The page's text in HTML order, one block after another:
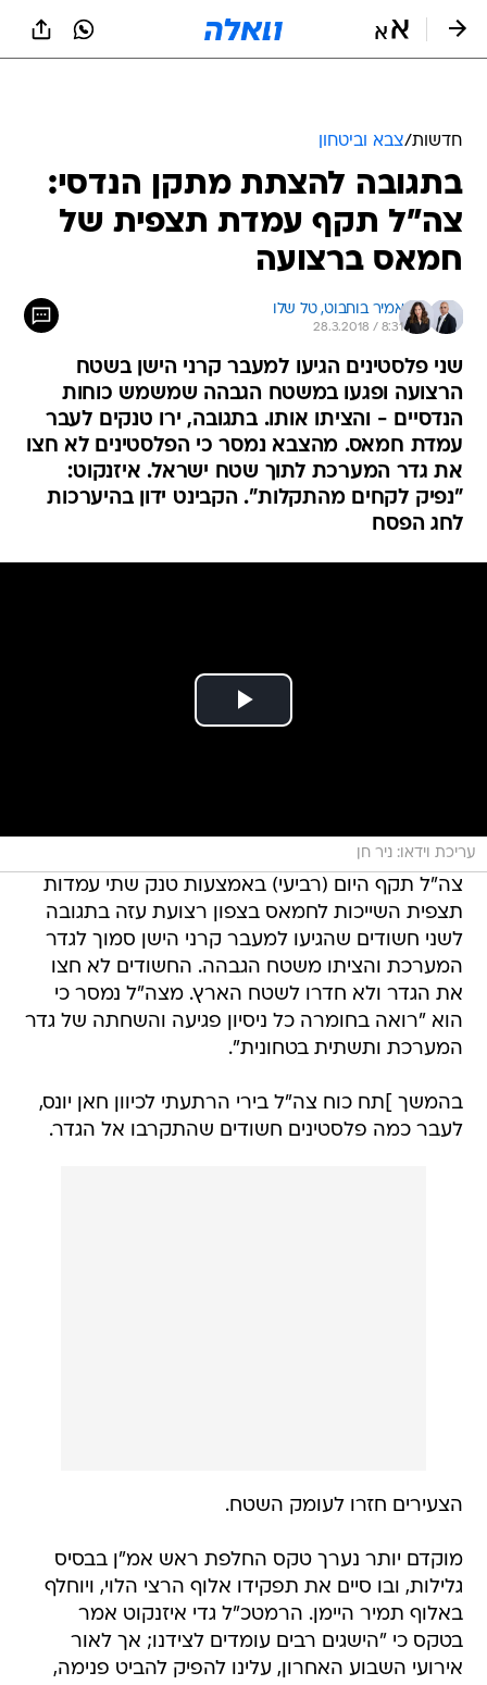
חדשות/צבא וביטחון
בתגובה להצתת מתקן הנדסי:
צה"ל תקף עמדת תצפית של
חמאס ברצועה
אמיר בוחבוט, טל שלו
28.3.2018 / 8:31
שני פלסטינים הגיעו למעבר קרני הישן בשטח
הרצועה ופגעו במשטח הגבהה שמשמש כוחות
הנדסיים - והציתו אותו. בתגובה, ירו טנקים לעבר
עמדת חמאס. מהצבא נמסר כי הפלסטינים לא חצו
את גדר המערכת לתוך שטח ישראל. איזנקוט:
"נפיק לקחים מהתקלות". הקבינט ידון בהיערכות
לחג הפסח
עריכת וידאו: ניר חן
צה"ל תקף היום (רביעי) באמצעות טנק שתי עמדות
תצפית השייכות לחמאס בצפון רצועת עזה בתגובה
לשני חשודים שהגיעו למעבר קרני הישן סמוך לגדר
המערכת והציתו משטח הגבהה. החשודים לא חצו
את הגדר ולא חדרו לשטח הארץ. מצה"ל נמסר כי
הוא "רואה בחומרה כל ניסיון פגיעה והשחתה של גדר
המערכת ותשתית בטחונית".
בהמשך ]תח כוח צה"ל בירי הרתעתי לכיוון חאן יונס,
לעבר כמה פלסטינים חשודים שהתקרבו אל הגדר.
הצעירים חזרו לעומק השטח.
מוקדם יותר נערך טקס החלפת ראש אמ"ן בבסיס
גלילות, ובו סיים את תפקידו אלוף הרצי הלוי, ויוחלף
באלוף תמיר היימן. הרמטכ"ל גדי איזנקוט אמר
בטקס כי "הישגים רבים עומדים לצידנו; אך לאור
אירועי השבוע האחרון, עלינו להפיק להביט פנימה,